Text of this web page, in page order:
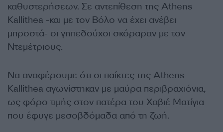
καθυστερήσεων. Σε αντεπίθεση της Athens
Kallithea -και με τον Βόλο να έχει ανέβει
μπροστά- οι γηπεδούχοι σκόραραν με τον
Ντεμέτριους.
Να αναφέρουμε ότι οι παίκτες της Athens
Kallithea αγωνίστηκαν με μαύρα περιβραχιόνια,
ως φόρο τιμής στον πατέρα του Χαβιέ Ματίγια
που έφυγε μεσοβδόμαδα από τη ζωή.